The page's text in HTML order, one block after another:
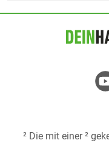
² Die mit einer ²